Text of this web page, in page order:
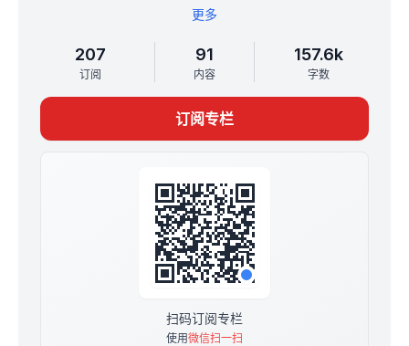
☀️ 善待自己 · 快乐小事 · 翻译小诗
📚 读书 · 向最优秀的人学习
🍭 关系 · azure的朋友们 · 助人
⚠️ 是一个「反垂直类」的专栏。
记录上述领域的成功和失败经验；
记录生长/摔倒的每一瞬的鲜活经历。
第一季100篇见：https://xiaobot.net/p/twinkleaway/
同时推荐拖更小册「禅修第一课」（虽然拖更真的很棒）
https://xiaobot.net/p/meditation101
更多
207
订阅
91
内容
157.6k
字数
订阅专栏
扫码订阅专栏
使用微信扫一扫